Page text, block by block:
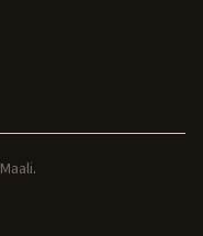
Maali.